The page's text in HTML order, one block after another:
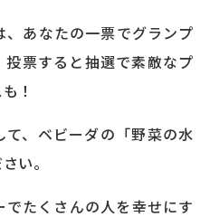
、あなたの一票でグランプ
投票すると抽選で素敵なプ
！
、ベビーダの「野菜の水
い。
たくさんの人を幸せにす